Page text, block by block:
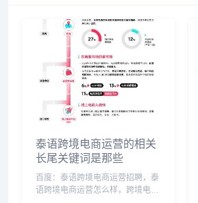
泰语跨境电商运营的相关
长尾关键词是那些
百度：泰语跨境电商运营招聘，泰
语跨境电商运营怎么样，跨境电子